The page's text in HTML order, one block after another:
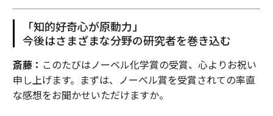
「知的好奇心が原動力」
今後はさまざまな分野の研究者を巻き込む
斎藤： このたびはノーベル化学賞の受賞、心よりお祝い
申し上げます。まずは、ノーベル賞を受賞されての率直
な感想をお聞かせいただけますか。